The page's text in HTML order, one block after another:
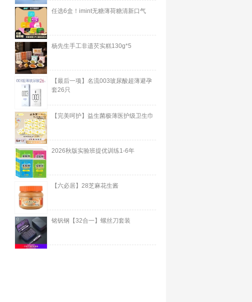
任选6盒！imint无糖薄荷糖清新口气
杨先生手工非遗芡实糕130g*5
【最后一项】名流003玻尿酸超薄避孕
套26只
【完美呵护】益生菌极薄医护级卫生巾
2026秋版实验班提优训练1-6年
【六必居】28芝麻花生酱
铭钒钢【32合一】螺丝刀套装